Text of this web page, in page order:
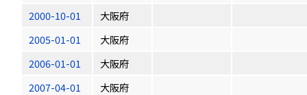
2000-10-01
大阪府
2005-01-01
大阪府
2006-01-01
大阪府
2007-04-01
大阪府